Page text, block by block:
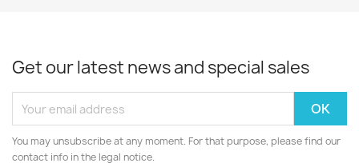
Get our latest news and special sales
You may unsubscribe at any moment. For that purpose, please find our
contact info in the legal notice.